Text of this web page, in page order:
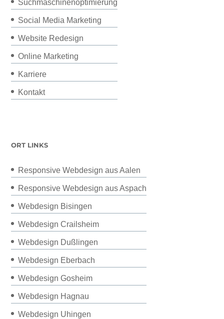
Suchmaschinenoptimierung
Social Media Marketing
Website Redesign
Online Marketing
Karriere
Kontakt
ORT LINKS
Responsive Webdesign aus Aalen
Responsive Webdesign aus Aspach
Webdesign Bisingen
Webdesign Crailsheim
Webdesign Dußlingen
Webdesign Eberbach
Webdesign Gosheim
Webdesign Hagnau
Webdesign Uhingen